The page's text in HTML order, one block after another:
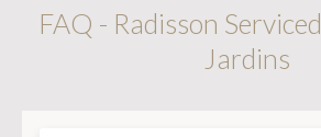
FAQ - Radisson
Jardins